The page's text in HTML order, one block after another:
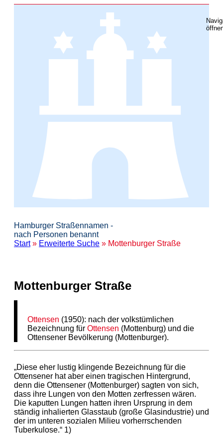
Hamburger Straßennamen -
nach Personen benannt
Start» Erweiterte Suche » Mottenburger Straße
Mottenburger Straße
Ottensen (1950): nach der volkstümlichen
Bezeichnung fürOttensen (Mottenburg) und die
Ottensener Bevölkerung (Mottenburger).
„Diese eher lustig klingende Bezeichnung für die
Ottensener hat aber einen tragischen Hintergrund,
denn die Ottensener (Mottenburger) sagten von sich,
dass ihre Lungen von den Motten zerfressen wären.
Die kaputten Lungen hatten ihren Ursprung in dem
ständig inhalierten Glasstaub (große Glasindustrie) und
der im unteren sozialen Milieu vorherrschenden
Tuberkulose.“ 1)